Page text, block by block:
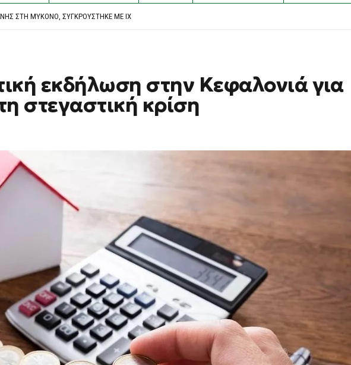
«ΚΆΠΟΙΟΙ ΟΝΕΙΡΕΎΟΝΤΑΙ ΒΟΥΛΕΥΤΙΚΆ ΈΔΡΑΝΑ ΚΑΙ ΣΥΝΩΜΟΣΊΕΣ»
ΣΤΗ ΜΎΚΟΝΟ, ΣΥΓΚΡΟΎΣΤΗΚΕ ΜΕ ΙΧ
ΝΑ ΠΛΗΡΏΣΕΙ ΤΟΥΣ ΛΟΓΑΡΙΑΣΜΟΎΣ ΚΟΙΝΉΣ ΩΦΈΛΕΙΑΣ
«ΚΆΠΟΙΟΙ ΟΝΕΙΡΕΎΟΝΤΑΙ ΒΟΥΛΕΥΤΙΚΆ ΈΔΡΑΝΑ ΚΑΙ ΣΥΝΩΜΟΣΊΕΣ»
εκδήλωση στην Κεφαλονιά για
στεγαστική κρίση